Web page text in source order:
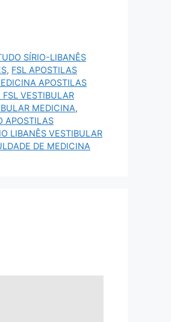
SÍRIO-LIBANÊS
, FSL APOSTILAS
APOSTILAS
FSL VESTIBULAR
MEDICINA,
APOSTILAS
LIBANÊS VESTIBULAR
DE MEDICINA